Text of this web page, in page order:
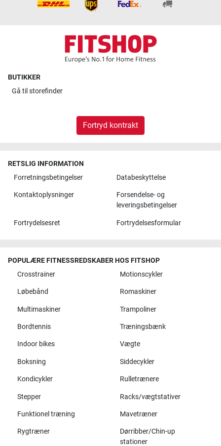
BUTIKKER
Gå til storefinder
Fortryd kontrakt
RETSLIG INFORMATION
Forretningsbetingelser
Databeskyttelse
Kontaktoplysninger
Forsendelse- og
leveringsbetingelser
Fortrydelsesret Fortrydelsesformular
POPULÆRE FITNESSREDSKABER HOS FITSHOP
Crosstrainer
Motionscykler
Løbebånd Romaskiner
Multimaskiner Trampoliner
Bordtennis Træningsbænk
Indoor bikes Vægte
Boksning Siddecykler
Kondicykler Rulletrænere
Stepper Racks/vægtstativer
Funktionel træning Mavetræner
Rygtræner
Dørribber/Chin-up
stationer